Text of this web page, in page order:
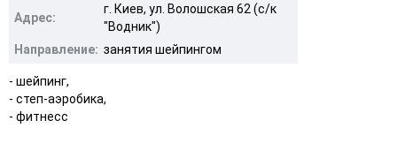
Адрес:
г. Киев, ул. Волошская 62 (с/к
"Водник")
Направление: занятия шейпингом
- шейпинг,
- степ-аэробика,
- фитнесс